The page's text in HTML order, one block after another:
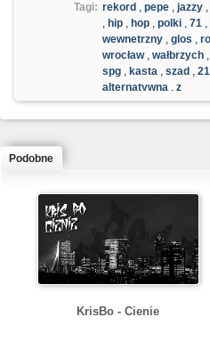
Tagi: rekord , pepe , jazzy ,
, hip , hop , polki , 71 ,
wewnetrzny , glos ,
wrocław, wałbrzych ,
spg , kasta , szad , 21
alternatywna , z
Podobne
KrisBo - Cienie